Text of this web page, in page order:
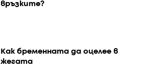
връзките?
Как бременната да оцелее в
жегата